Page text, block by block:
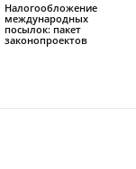
Налогообложение
международных
посылок: пакет
законопроектов